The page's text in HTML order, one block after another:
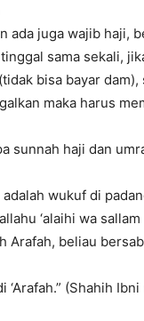
ada juga wajib haji,
sama sekali,
bisa bayar dam),
maka harus
sunnah haji dan
wukuf di
‘alaihi wa
Arafah, beliau
‘Arafah.” (Shahih Ibni